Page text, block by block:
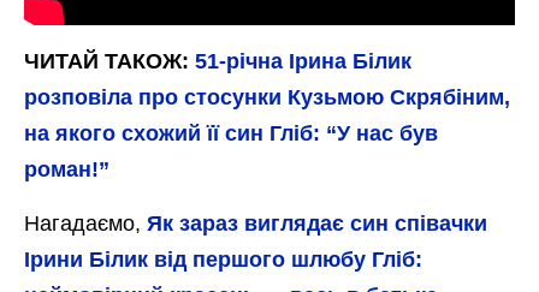
ЧИТАЙ ТАКОЖ: 51-річна Ірина Білик
розповіла про стосунки Кузьмою Скрябіним,
на якого схожий її син Гліб: “У нас був
роман!”
Нагадаємо, Як зараз виглядає син співачки
Ірини Білик від першого шлюбу Гліб: